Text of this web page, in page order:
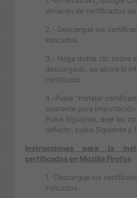
almacén de certificados
2.- Descargue los
indicados.
3.- Haga doble clic sobre
descargado, se abrirá la
certificado.
4.-Pulse "Instalar
asistente para Importación
Pulse Siguiente, deje las
defecto, pulse Siguiente y
Instrucciones para la
certificados en Mozilla Firefox
1.-Descargue los
indicados.